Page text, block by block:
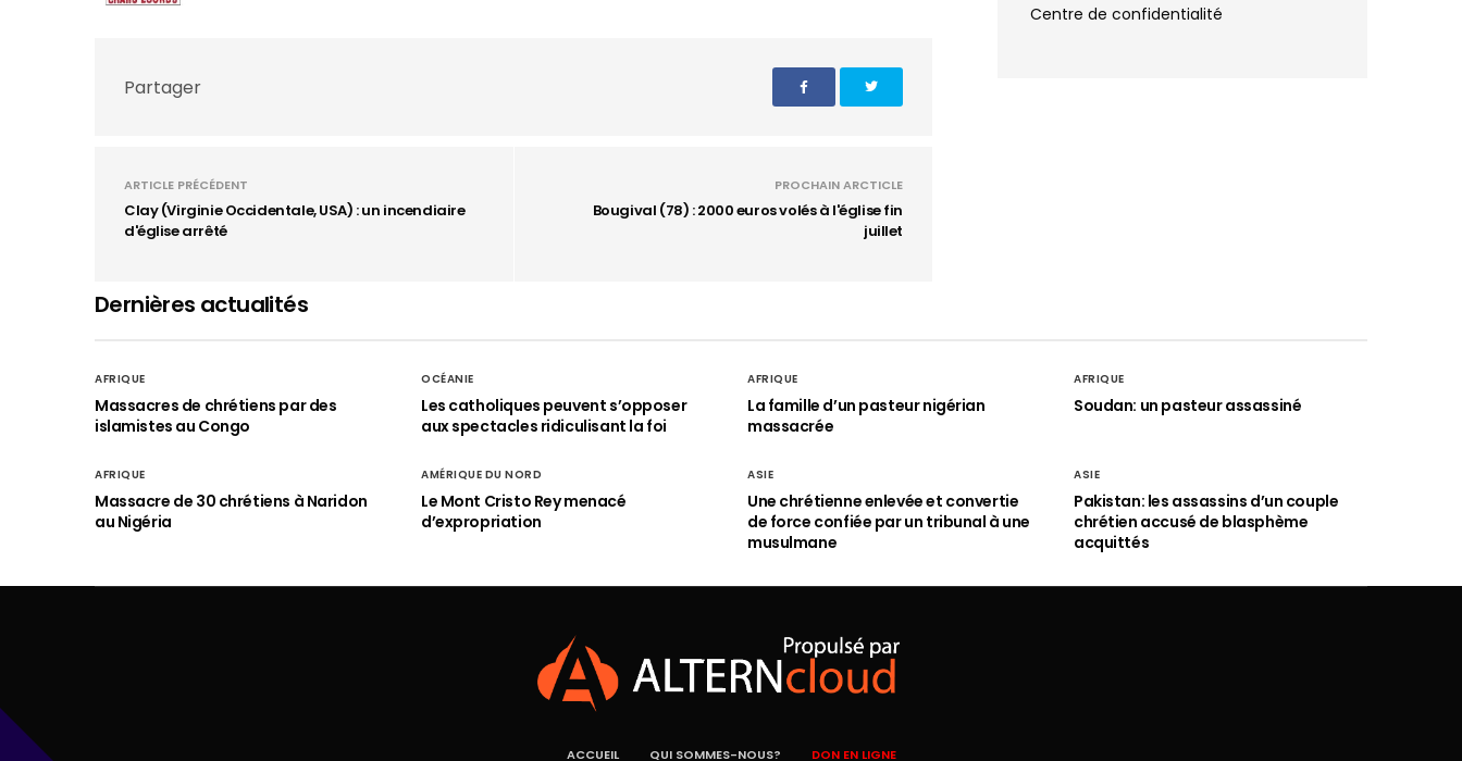
Partager
ARTICLE PRÉCÉDENT
Clay (Virginie Occidentale, USA) : un incendiaire
d'église arrêté
PROCHAIN ARCTICLE
Bougival (78) : 2000 euros volés à l'église fin
juillet
Centre de confidentialité
Dernières actualités
AFRIQUE
Massacres de chrétiens par des
islamistes au Congo
OCÉANIE
Les catholiques peuvent s’opposer
aux spectacles ridiculisant la foi
AFRIQUE
La famille d’un pasteur nigérian
massacrée
AFRIQUE
Soudan: un pasteur assassiné
AFRIQUE
Massacre de 30 chrétiens à Naridon
au Nigéria
AMÉRIQUE DU NORD
Le Mont Cristo Rey menacé
d’expropriation
ASIE
Une chrétienne enlevée et convertie
de force confiée par un tribunal à une
musulmane
ASIE
Pakistan: les assassins d’un couple
chrétien accusé de blasphème
acquittés
ACCUEIL QUI SOMMES-NOUS? DON EN LIGNE